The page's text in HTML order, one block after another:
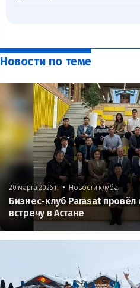
Новости по теме
20 марта 2026 г. • Новости клуба
Бизнес-клуб Parasat
встречу в Астане